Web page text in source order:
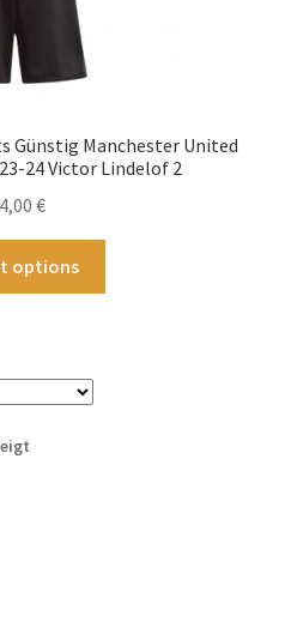
Günstig Manchester United
24 Victor Lindelof 2
€
options